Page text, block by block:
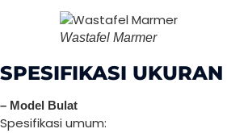
Wastafel Marmer
SPESIFIKASI UKURAN
– Model Bulat
Spesifikasi umum: